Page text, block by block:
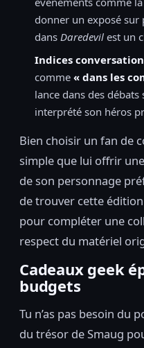
donner un exposé sur
dans Daredevil est un
Indices
comme « dans les
lance dans des
interprété son héros
Bien choisir un fan de
simple que lui offrir
de son personnage
de trouver cette
pour compléter une
respect du matériel
Cadeaux geek
budgets
Tu n’as pas besoin du
du trésor de Smaug